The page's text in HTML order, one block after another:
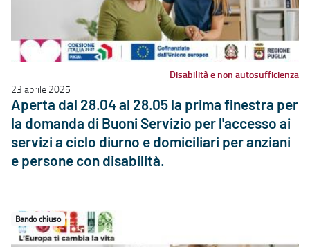
Disabilità e non autosufficienza
23 aprile 2025
Aperta dal 28.04 al 28.05 la prima finestra per
la domanda di Buoni Servizio per l'accesso ai
servizi a ciclo diurno e domiciliari per anziani
e persone con disabilità.
Bando chiuso